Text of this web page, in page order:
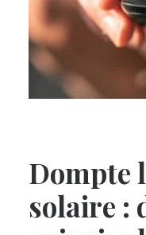
Dompte
solaire :